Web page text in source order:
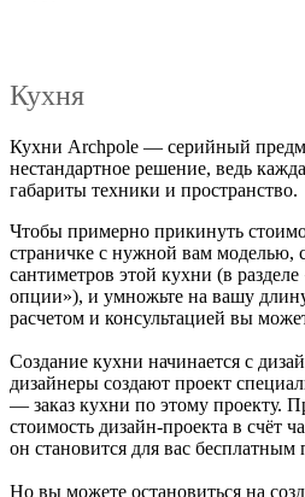
Кухня
Кухни Archpole — серийный
нестандартное решение, ведь
габариты техники и пространство.
Чтобы примерно прикинуть
страничке с нужной вам моделью,
сантиметров этой кухни (в
опции»), и умножьте на вашу
расчетом и консультацией вы
Создание кухни начинается с
дизайнеры создают проект
— заказ кухни по этому проекту.
стоимость дизайн-проекта в счёт
он становится для вас бесплатным
Но вы можете остановиться на